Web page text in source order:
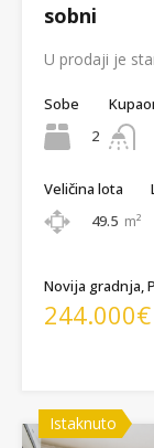
sobni
U prodaji je
Sobe
2
Veličina lota
49.5 m²
Novija gradnja,
244.000€
Istaknuto